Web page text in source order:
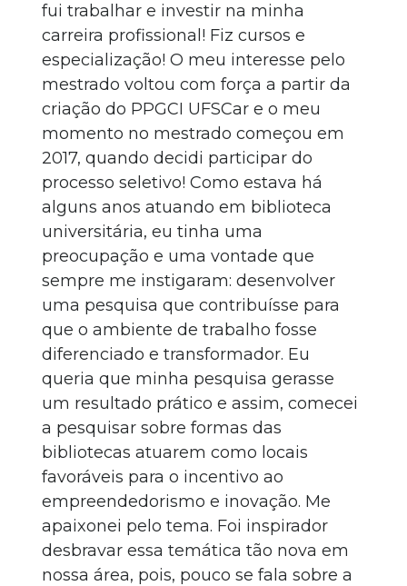
fui trabalhar e investir na minha
carreira profissional! Fiz cursos e
especialização! O meu interesse pelo
mestrado voltou com força a partir da
criação do PPGCI UFSCar e o meu
momento no mestrado começou em
2017, quando decidi participar do
processo seletivo! Como estava há
alguns anos atuando em biblioteca
universitária, eu tinha uma
preocupação e uma vontade que
sempre me instigaram: desenvolver
uma pesquisa que contribuísse para
que o ambiente de trabalho fosse
diferenciado e transformador. Eu
queria que minha pesquisa gerasse
um resultado prático e assim, comecei
a pesquisar sobre formas das
bibliotecas atuarem como locais
favoráveis para o incentivo ao
empreendedorismo e inovação. Me
apaixonei pelo tema. Foi inspirador
desbravar essa temática tão nova em
nossa área, pois, pouco se fala sobre a